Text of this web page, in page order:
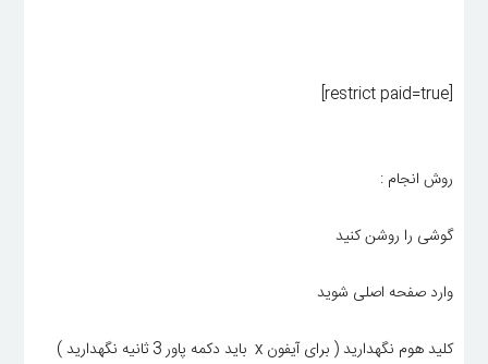
[restrict paid=true]
روش انجام :
گوشی را روشن کنید
وارد صفحه اصلی شوید
کلید هوم نگهدارید ( برای آیفون x باید دکمه پاور 3 ثانیه نگهدارید )